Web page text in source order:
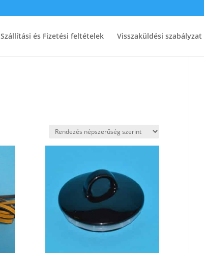
Szállítási és Fizetési feltételek Visszaküldési szabályzat